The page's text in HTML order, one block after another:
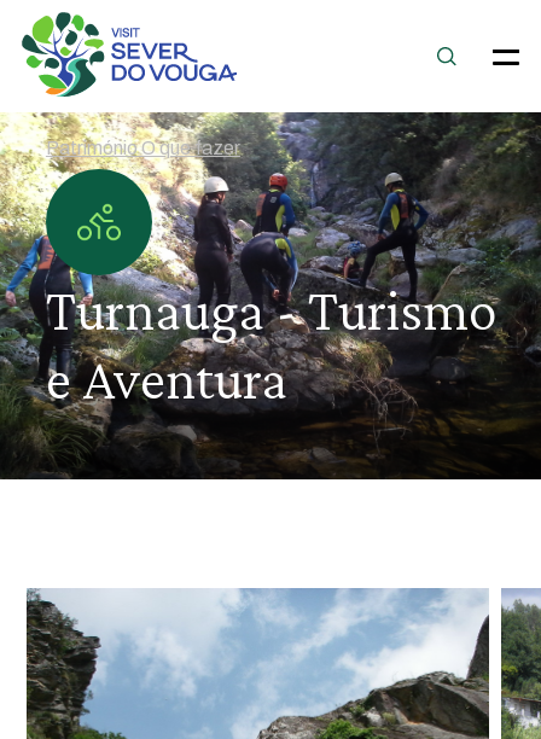
Património O que fazer
Turnauga - Turismo
e Aventura